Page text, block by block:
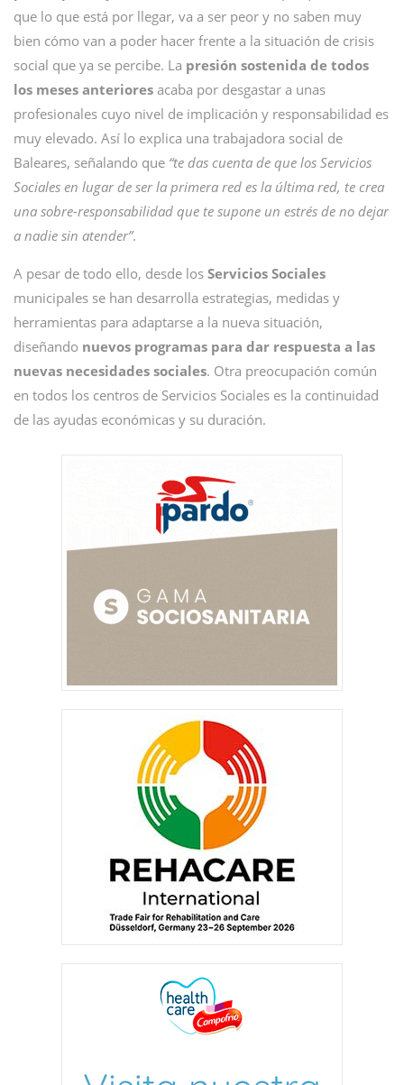
que lo que está por llegar, va a ser peor y no saben muy
bien cómo van a poder hacer frente a la situación de crisis
social que ya se percibe. La presión sostenida de todos
los meses anteriores acaba por desgastar a unas
profesionales cuyo nivel de implicación y responsabilidad es
muy elevado. Así lo explica una trabajadora social de
Baleares, señalando que “te das cuenta de que los Servicios
Sociales en lugar de ser la primera red es la última red, te crea
una sobre-responsabilidad que te supone un estrés de no dejar
a nadie sin atender”.
A pesar de todo ello, desde los Servicios Sociales
municipales se han desarrolla estrategias, medidas y
herramientas para adaptarse a la nueva situación,
diseñando nuevos programas para dar respuesta a las
nuevas necesidades sociales. Otra preocupación común
en todos los centros de Servicios Sociales es la continuidad
de las ayudas económicas y su duración.